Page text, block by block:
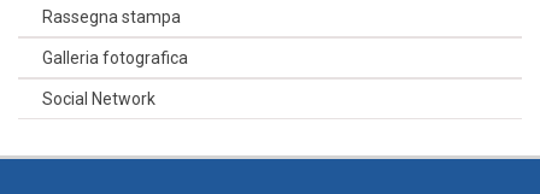
Rassegna stampa
Galleria fotografica
Social Network